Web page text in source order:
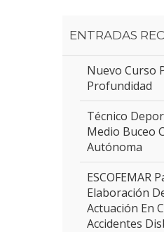
ENTRADAS
Nuevo Curso
Profundidad
Técnico
Medio Buceo
Autónoma
ESCOFEMAR
Elaboración
Actuación En
Accidentes